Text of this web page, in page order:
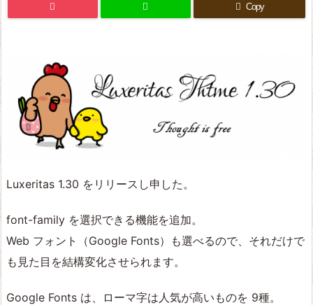
Copy
Luxeritas 1.30 をリリースし申した。
font-family を選択できる機能を追加。
Web フォント（Google Fonts）も選べるので、それだけで
も見た目を結構変化させられます。
Google Fonts は、ローマ字は人気が高いものを 9種。